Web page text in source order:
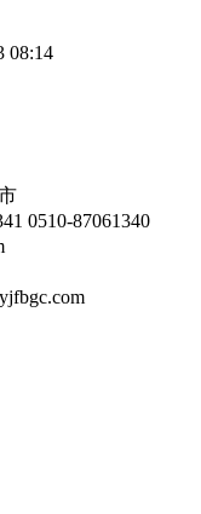
08:14
0510-87061340